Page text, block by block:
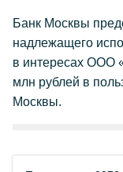
Банк Москвы
надлежащего
в интересах ООО
млн рублей в
Москвы.